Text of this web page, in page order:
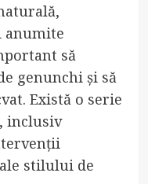
anumite
să
genunchi și să
Există o serie
inclusiv
stilului de